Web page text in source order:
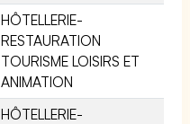
HÔTELLERIE-
RESTAURATION
TOURISME LOISIRS ET
ANIMATION
HÔTELLERIE-